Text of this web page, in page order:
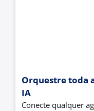
Orquestre toda
IA
Conecte qualquer